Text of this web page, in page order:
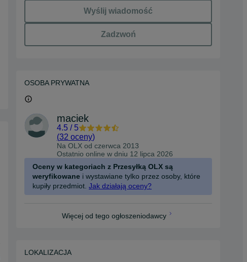
Wyślij wiadomość
Zadzwoń
OSOBA PRYWATNA
maciek
4.5 / 5
(32 oceny)
Na OLX od czerwca 2013
Ostatnio online w dniu 12 lipca 2026
Oceny w kategoriach z Przesyłką OLX są
weryfikowane i wystawiane tylko przez osoby, które
kupiły przedmiot. Jak działają oceny?
Więcej od tego ogłoszeniodawcy
LOKALIZACJA